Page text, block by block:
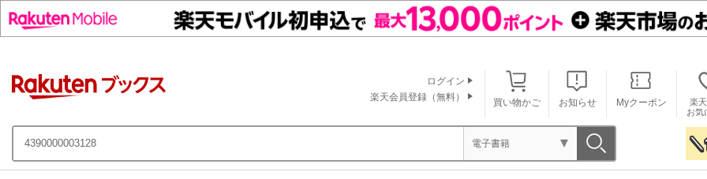
買い物かご お知らせ Myクーポン
楽
お気
ログイン
楽天会員登録（無料）
電子書籍